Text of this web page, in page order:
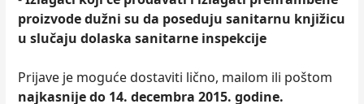
proizvode dužni su da poseduju sanitarnu knjižicu
u slučaju dolaska sanitarne inspekcije
Prijave je moguće dostaviti lično, mailom ili poštom
najkasnije do 14. decembra 2015. godine.